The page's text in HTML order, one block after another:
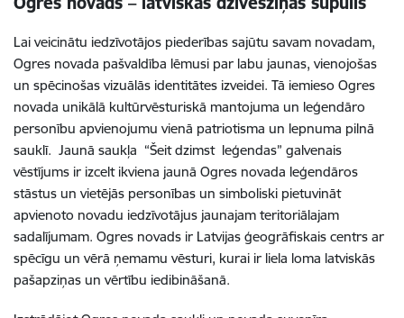
Lai veicinātu iedzīvotājos piederības sajūtu savam novadam,
Ogres novada pašvaldība lēmusi par labu jaunas, vienojošas
un spēcinošas vizuālās identitātes izveidei. Tā iemieso Ogres
novada unikālā kultūrvēsturiskā mantojuma un leģendāro
personību apvienojumu vienā patriotisma un lepnuma pilnā
sauklī. Jaunā saukļa “Šeit dzimst leģendas” galvenais
vēstījums ir izcelt ikviena jaunā Ogres novada leģendāros
stāstus un vietējās personības un simboliski pietuvināt
apvienoto novadu iedzīvotājus jaunajam teritoriālajam
sadalījumam. Ogres novads ir Latvijas ģeogrāfiskais centrs ar
spēcīgu un vērā ņemamu vēsturi, kurai ir liela loma latviskās
pašapziņas un vērtību iedibināšanā.